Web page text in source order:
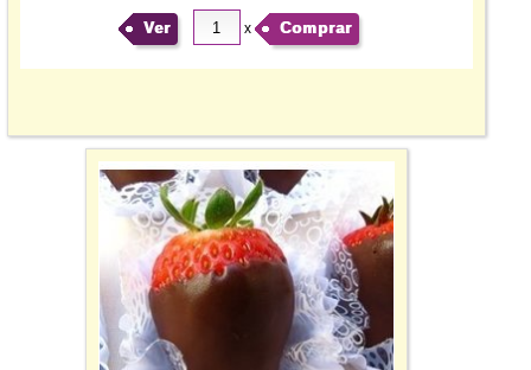
Ver x Comprar